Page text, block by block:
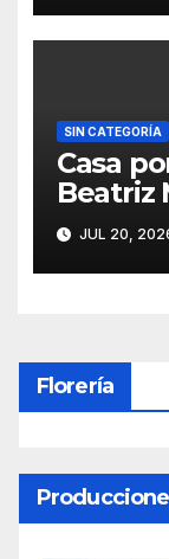
SIN CATEGORÍA
Casa
Beatriz
JUL 20,
Florería